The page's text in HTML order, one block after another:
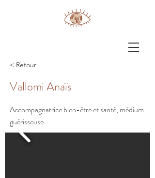
< Retour
Vallomi Anaïs
Accompagnatrice bien-être et santé, médium
guérisseuse